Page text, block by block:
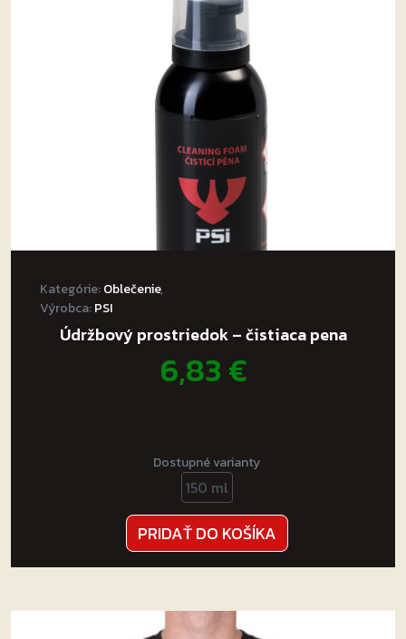
Kategórie:Oblečenie,
Výrobca:PSI
Údržbový prostriedok – čistiaca pena
6,83€
Dostupné varianty
150 ml
PRIDAŤ DO KOŠÍKA